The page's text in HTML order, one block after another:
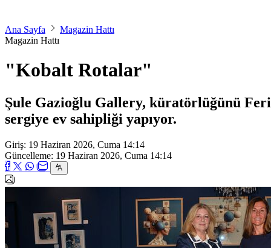
Ana Sayfa
Magazin Hattı
Magazin Hattı
"Kobalt Rotalar"
Şule Gazioğlu Gallery, küratörlüğünü
sergiye ev sahipliği yapıyor.
Giriş: 19 Haziran 2026, Cuma 14:14
Güncelleme: 19 Haziran 2026, Cuma 14:14